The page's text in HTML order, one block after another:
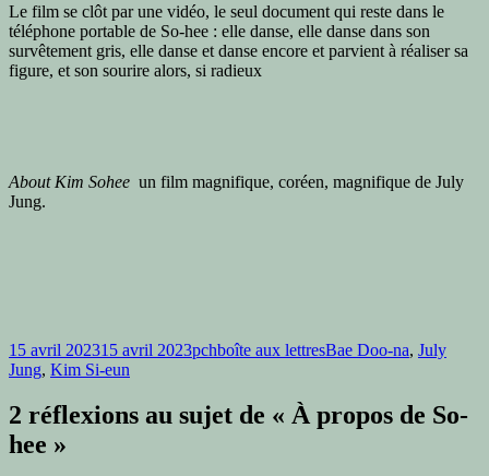
Le film se clôt par une vidéo, le seul document qui reste dans le
téléphone portable de So-hee : elle danse, elle danse dans son
survêtement gris, elle danse et danse encore et parvient à réaliser sa
figure, et son sourire alors, si radieux
About Kim Sohee un film magnifique, coréen, magnifique de July
Jung.
Publié
le
15 avril 202315 avril 2023Auteur
pchCatégories
boîte aux lettresMots-
Bae Doo-na, July
Jung, Kim Si-eun
2 réflexions au sujet de « À propos de So-
hee »